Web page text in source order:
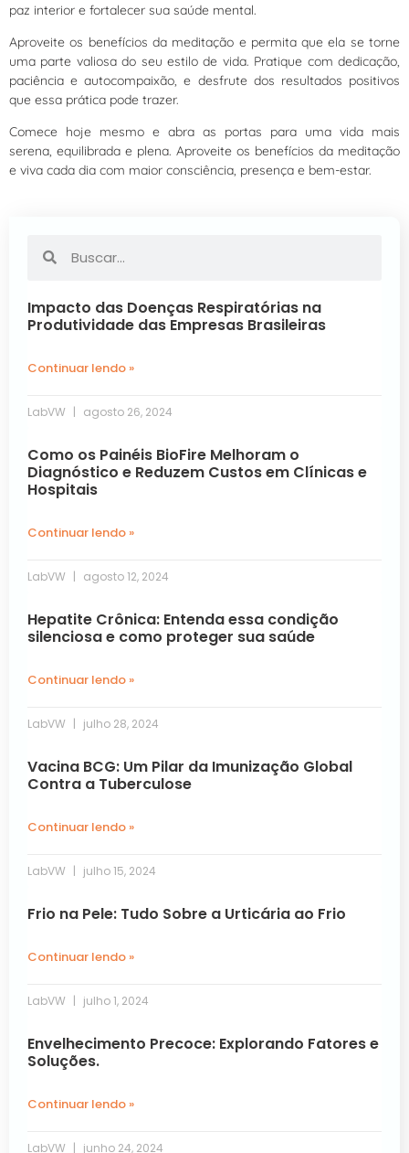
paz interior e fortalecer sua saúde mental.
Aproveite os benefícios da meditação e permita que ela se torne
uma parte valiosa do seu estilo de vida. Pratique com dedicação,
paciência e autocompaixão, e desfrute dos resultados positivos
que essa prática pode trazer.
Comece hoje mesmo e abra as portas para uma vida mais
serena, equilibrada e plena. Aproveite os benefícios da meditação
e viva cada dia com maior consciência, presença e bem-estar.
Impacto das Doenças Respiratórias na
Produtividade das Empresas Brasileiras
Continuar lendo »
LabVW agosto 26, 2024
Como os Painéis BioFire Melhoram o
Diagnóstico e Reduzem Custos em Clínicas e
Hospitais
Continuar lendo »
LabVW agosto 12, 2024
Hepatite Crônica: Entenda essa condição
silenciosa e como proteger sua saúde
Continuar lendo »
LabVW julho 28, 2024
Vacina BCG: Um Pilar da Imunização Global
Contra a Tuberculose
Continuar lendo »
LabVW julho 15, 2024
Frio na Pele: Tudo Sobre a Urticária ao Frio
Continuar lendo »
LabVW julho 1, 2024
Envelhecimento Precoce: Explorando Fatores e
Soluções.
Continuar lendo »
LabVW junho 24, 2024